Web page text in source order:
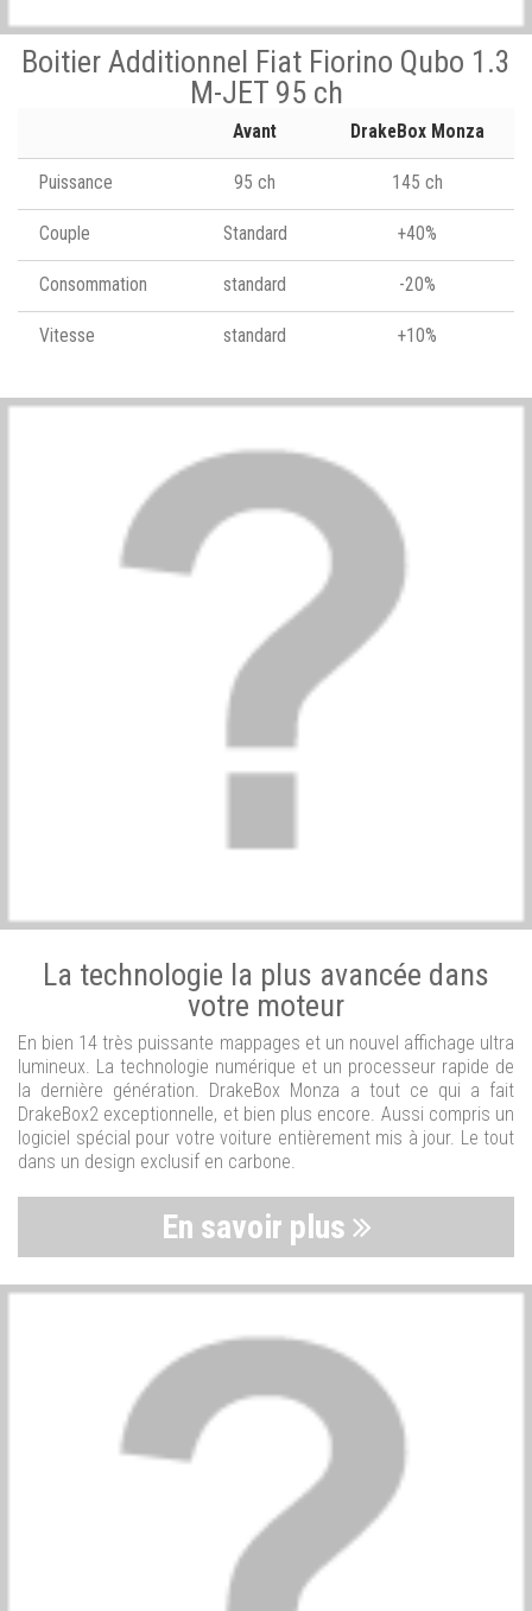
Boitier Additionnel Fiat Fiorino Qubo 1.3
M-JET 95 ch
Avant DrakeBox Monza
Puissance 95 ch 145 ch
Couple Standard +40%
Consommation standard -20%
Vitesse standard +10%
La technologie la plus avancée dans
votre moteur
En bien 14 très puissante mappages et un nouvel affichage ultra
lumineux. La technologie numérique et un processeur rapide de
la dernière génération. DrakeBox Monza a tout ce qui a fait
DrakeBox2 exceptionnelle, et bien plus encore. Aussi compris un
logiciel spécial pour votre voiture entièrement mis à jour. Le tout
dans un design exclusif en carbone.
En savoir plus